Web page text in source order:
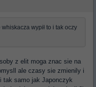
wypił to i tak oczy
z elit moga znac sie na
ale czasy sie zmienily i
tak samo jak Japonczyk